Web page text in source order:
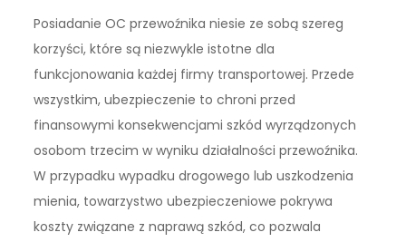
Posiadanie OC przewoźnika niesie ze sobą szereg
korzyści, które są niezwykle istotne dla
funkcjonowania każdej firmy transportowej. Przede
wszystkim, ubezpieczenie to chroni przed
finansowymi konsekwencjami szkód wyrządzonych
osobom trzecim w wyniku działalności przewoźnika.
W przypadku wypadku drogowego lub uszkodzenia
mienia, towarzystwo ubezpieczeniowe pokrywa
koszty związane z naprawą szkód, co pozwala